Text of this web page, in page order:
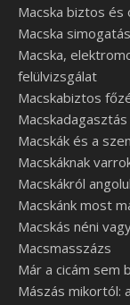
Macska biztos és
Macska
Macska,
felülvizsgálat
Macskabiztos
Macskák és a
Macskáknak
Macskákról angolul
Macskánk most
Macskás néni
Macsmasszázs
Már a cicám sem
Mászás mikortól: